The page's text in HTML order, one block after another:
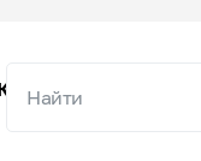
квалификации